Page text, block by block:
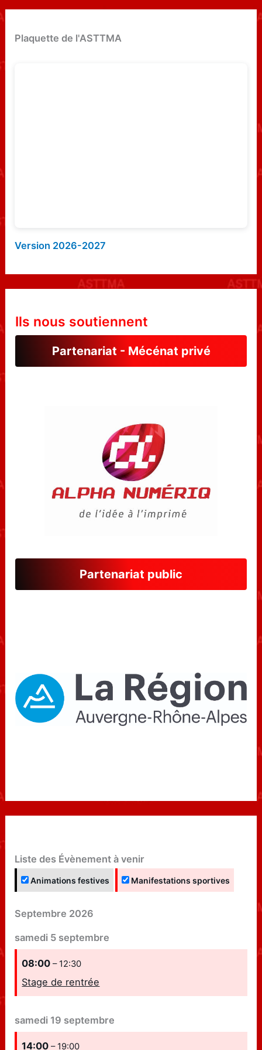
e
Plaquette de l'ASTTMA
Version 2026-2027
Ils nous soutiennent
Partenariat - Mécénat privé
Partenariat public
Liste des Évènement à venir
Animations festives Manifestations sportives
Septembre 2026
samedi 5 septembre
08:00– 12:30
Stage de rentrée
samedi 19 septembre
14:00– 19:00